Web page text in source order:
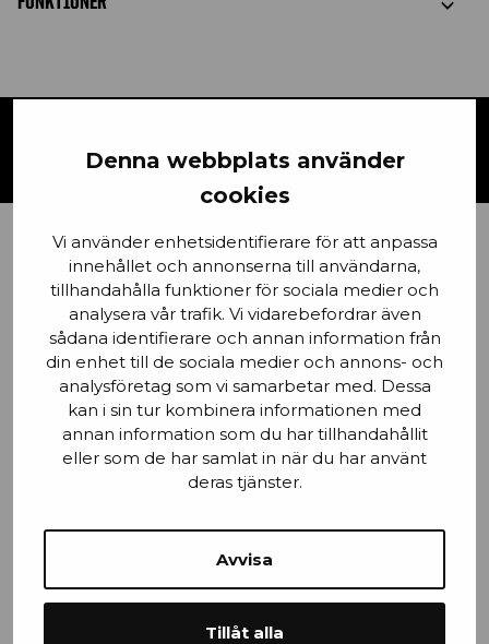
Denna webbplats använder
cookies
Vi använder enhetsidentifierare för att anpassa
innehållet och annonserna till användarna,
tillhandahålla funktioner för sociala medier och
analysera vår trafik. Vi vidarebefordrar även
sådana identifierare och annan information från
din enhet till de sociala medier och annons- och
analysföretag som vi samarbetar med. Dessa
kan i sin tur kombinera informationen med
annan information som du har tillhandahållit
eller som de har samlat in när du har använt
deras tjänster.
Avvisa
Tillåt alla
KONTAKTA OSS
Förnamn
Email
Mobilnummer